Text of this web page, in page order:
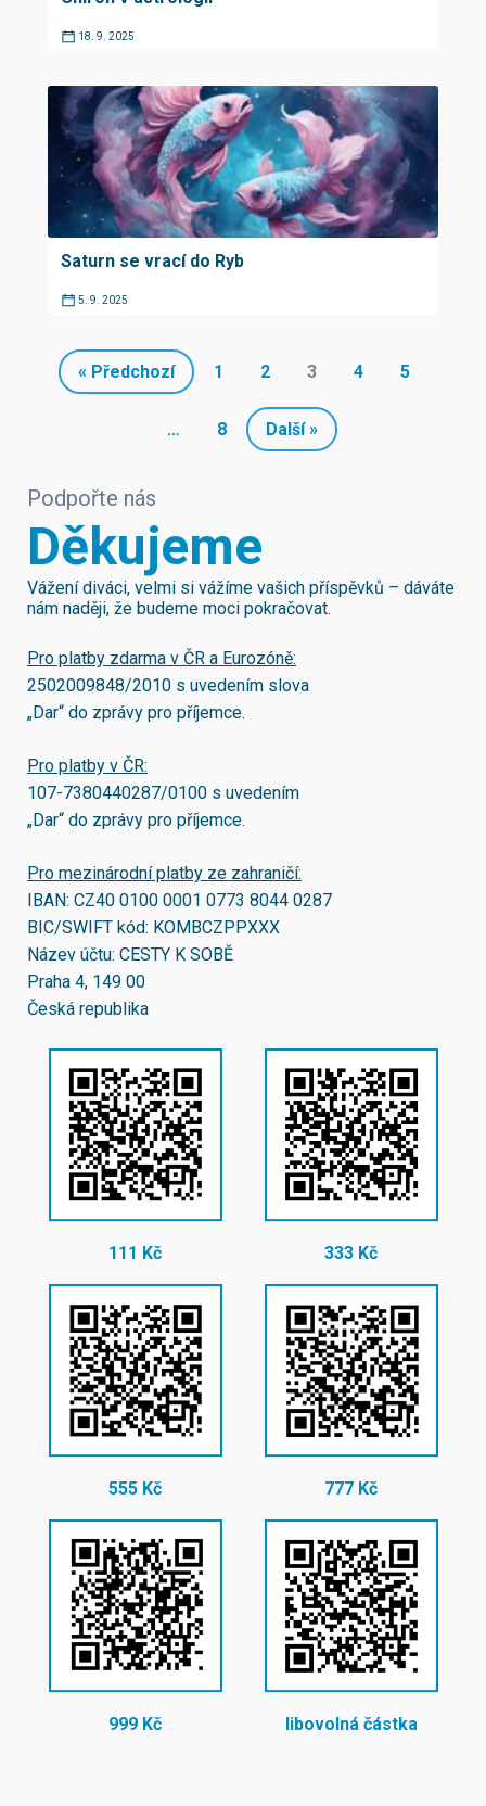
18. 9. 2025
Saturn se vrací do Ryb
5. 9. 2025
« Předchozí 1 2 3 4 5
… 8 Další »
Podpořte nás
Děkujeme
Vážení diváci, velmi si vážíme vašich příspěvků – dáváte
nám naději, že budeme moci pokračovat.
Pro platby zdarma v ČR a Eurozóně:
2502009848/2010 s uvedením slova
„Dar“ do zprávy pro příjemce.
Pro platby v ČR:
107-7380440287/0100 s uvedením
„Dar“ do zprávy pro příjemce.
Pro mezinárodní platby ze zahraničí:
IBAN: CZ40 0100 0001 0773 8044 0287
BIC/SWIFT kód: KOMBCZPPXXX
Název účtu: CESTY K SOBĚ
Praha 4, 149 00
Česká republika
111 Kč 333 Kč
555 Kč 777 Kč
999 Kč libovolná částka